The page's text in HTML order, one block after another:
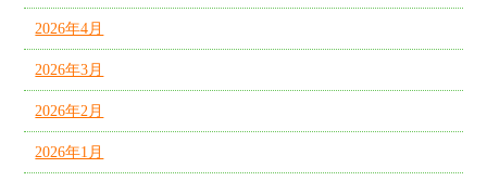
2026年4月
2026年3月
2026年2月
2026年1月